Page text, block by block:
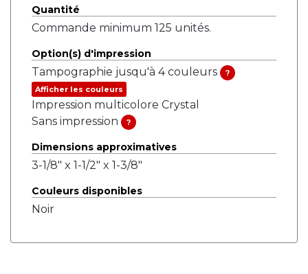
Quantité
Commande minimum 125 unités.
Option(s) d'impression
Tampographie jusqu'à 4 couleurs
?
Afficher les couleurs
Impression multicolore Crystal
Sans impression
?
Dimensions approximatives
3-1/8" x 1-1/2" x 1-3/8"
Couleurs disponibles
Noir